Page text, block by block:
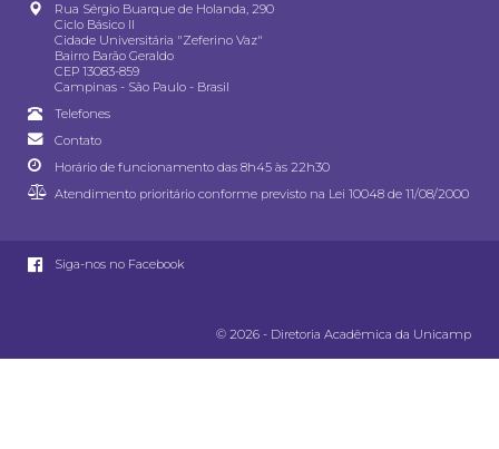
Rua Sérgio Buarque de Holanda, 290
Ciclo Básico II
Cidade Universitária "Zeferino Vaz"
Bairro Barão Geraldo
CEP 13083-859
Campinas - São Paulo - Brasil
Telefones
Contato
Horário de funcionamento das 8h45 às 22h30
Atendimento prioritário conforme previsto na Lei 10048 de 11/08/2000
Siga-nos no Facebook
© 2026 - Diretoria Acadêmica da Unicamp